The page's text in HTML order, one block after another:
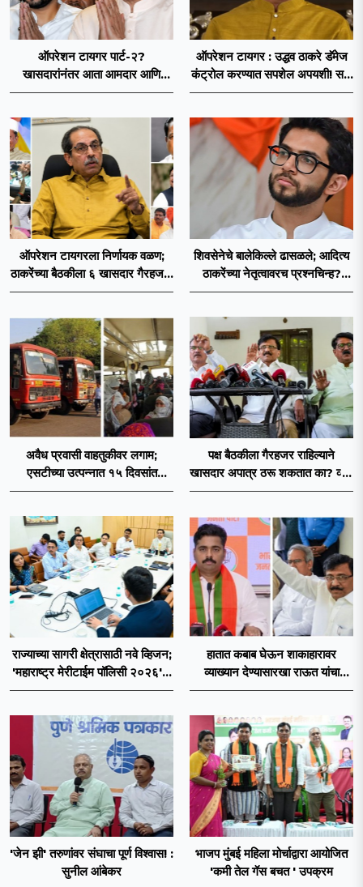
ऑपरेशन टायगर पार्ट-२?
खासदारांनंतर आता आमदार आणि
नगरसेवकही शिंदेंच्या वाटेवर?
ऑपरेशन टायगर : उद्धव ठाकरे डॅमेज
कंट्रोल करण्यात सपशेल अपयशी! सहा
खासदारांनंतर आमदारांसह नगरसेवकही
ऑपरेशन टायगरला निर्णायक वळण;
ठाकरेंच्या बैठकीला ६ खासदार गैरहजर,
थेट शिंदे सेनेत विलीन होण्याचा
शिवसेनेचे बालेकिल्ले ढासळले; आदित्य
ठाकरेंच्या नेतृत्वावरच प्रश्नचिन्ह?
ठाकरे ब्रँड नेमका कुठे चुकला?
अवैध प्रवासी वाहतुकीवर लगाम;
एसटीच्या उत्पन्नात १५ दिवसांत
४३.८३ कोटींची वाढ!
पक्ष बैठकीला गैरहजर राहिल्याने
खासदार अपात्र ठरू शकतात का? व्हीप
आणि कायदा नेमकं काय सांगतो?
राज्याच्या सागरी क्षेत्रासाठी नवे व्हिजन;
'महाराष्ट्र मेरीटाईम पॉलिसी २०२६'चा
प्रस्ताव
हातात कबाब घेऊन शाकाहारावर
व्याख्यान देण्यासारखा राऊत यांचा
प्रयत्न - नवनाथ बन
'जेन झी' तरुणांवर संघाचा पूर्ण विश्वास! :
सुनील आंबेकर
भाजप मुंबई महिला मोर्चाद्वारा आयोजित
'कमी तेल गॅस बचत ' उपक्रम